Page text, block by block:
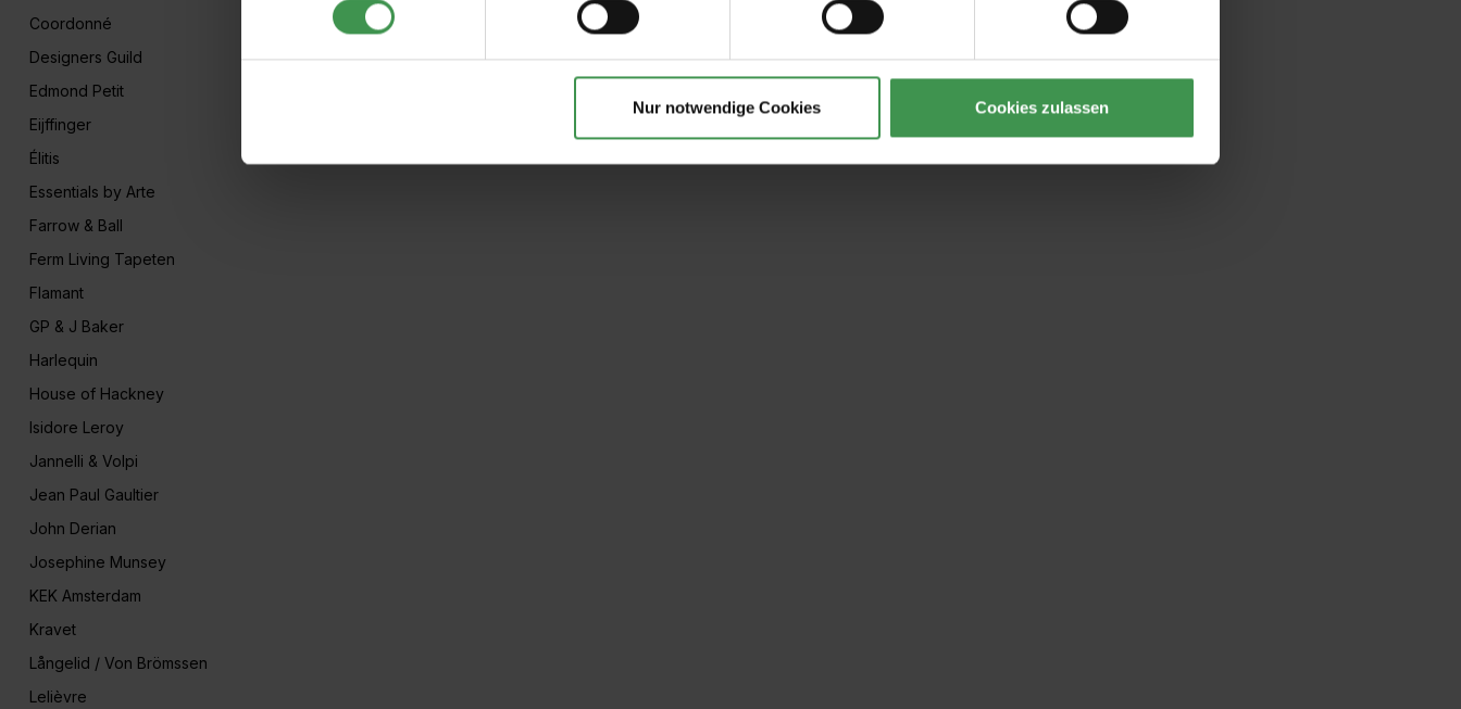
Nur notwendige Cookies Cookies zulassen
Coordonné
Designers Guild
Edmond Petit
Eijffinger
Élitis
Essentials by Arte
Farrow & Ball
Ferm Living Tapeten
Flamant
GP & J Baker
Harlequin
House of Hackney
Isidore Leroy
Jannelli & Volpi
Jean Paul Gaultier
John Derian
Josephine Munsey
KEK Amsterdam
Kravet
Långelid / Von Brömssen
Lelièvre